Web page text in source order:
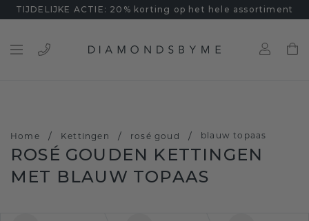
TIJDELIJKE ACTIE: 20% korting op het hele assortiment
Home / Kettingen / rosé goud / blauw topaas
ROSÉ GOUDEN KETTINGEN
MET BLAUW TOPAAS